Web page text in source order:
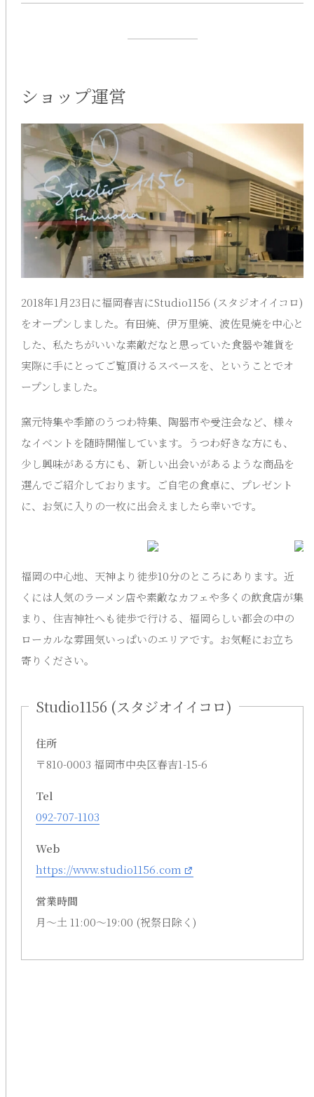
新潟燕三条カトラリー
¥5,000-¥7,000
¥10,000-¥20,000
¥20,000-
ショップ運営
2018年1月23日に福岡春吉にStudio1156 (スタジオイイコロ)
をオープンしました。有田焼、伊万里焼、波佐見焼を中心と
した、私たちがいいな素敵だなと思っていた食器や雑貨を
実際に手にとってご覧頂けるスペースを、ということでオ
ープンしました。
窯元特集や季節のうつわ特集、陶器市や受注会など、様々
なイベントを随時開催しています。うつわ好きな方にも、
少し興味がある方にも、新しい出会いがあるような商品を
選んでご紹介しております。ご自宅の食卓に、プレゼント
に、お気に入りの一枚に出会えましたら幸いです。
福岡の中心地、天神より徒歩10分のところにあります。近
くには人気のラーメン店や素敵なカフェや多くの飲食店が集
まり、住吉神社へも徒歩で行ける、福岡らしい都会の中の
ローカルな雰囲気いっぱいのエリアです。お気軽にお立ち
寄りください。
Studio1156 (スタジオイイコロ)
住所
〒810-0003 福岡市中央区春吉1-15-6
Tel
092-707-1103
Web
https://www.studio1156.com
営業時間
月〜土 11:00〜19:00 (祝祭日除く)